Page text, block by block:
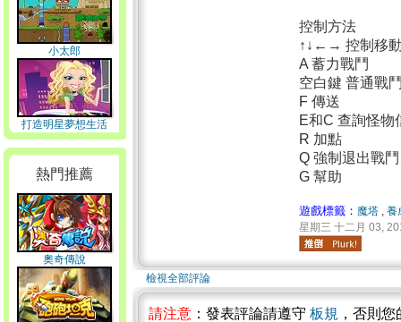
小太郎
打造明星夢想生活
熱門推薦
奧奇傳說
控制方法
↑↓←→ 控制移
A 蓄力戰鬥
空白鍵 普通戰
F 傳送
E和C 查詢怪物
R 加點
Q 強制退出戰
G 幫助
遊戲標籤： 魔塔 , 養
星期三 十二月 03,
檢視全部評論
請注意 ：發表評論請遵守 板規 ，否則